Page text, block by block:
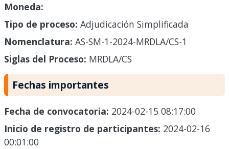
Moneda:
Tipo de proceso: Adjudicación Simplificada
Nomenclatura: AS-SM-1-2024-MRDLA/CS-1
Siglas del Proceso: MRDLA/CS
Fechas importantes
Fecha de convocatoria: 2024-02-15 08:17:00
Inicio de registro de participantes: 2024-02-16
00:01:00